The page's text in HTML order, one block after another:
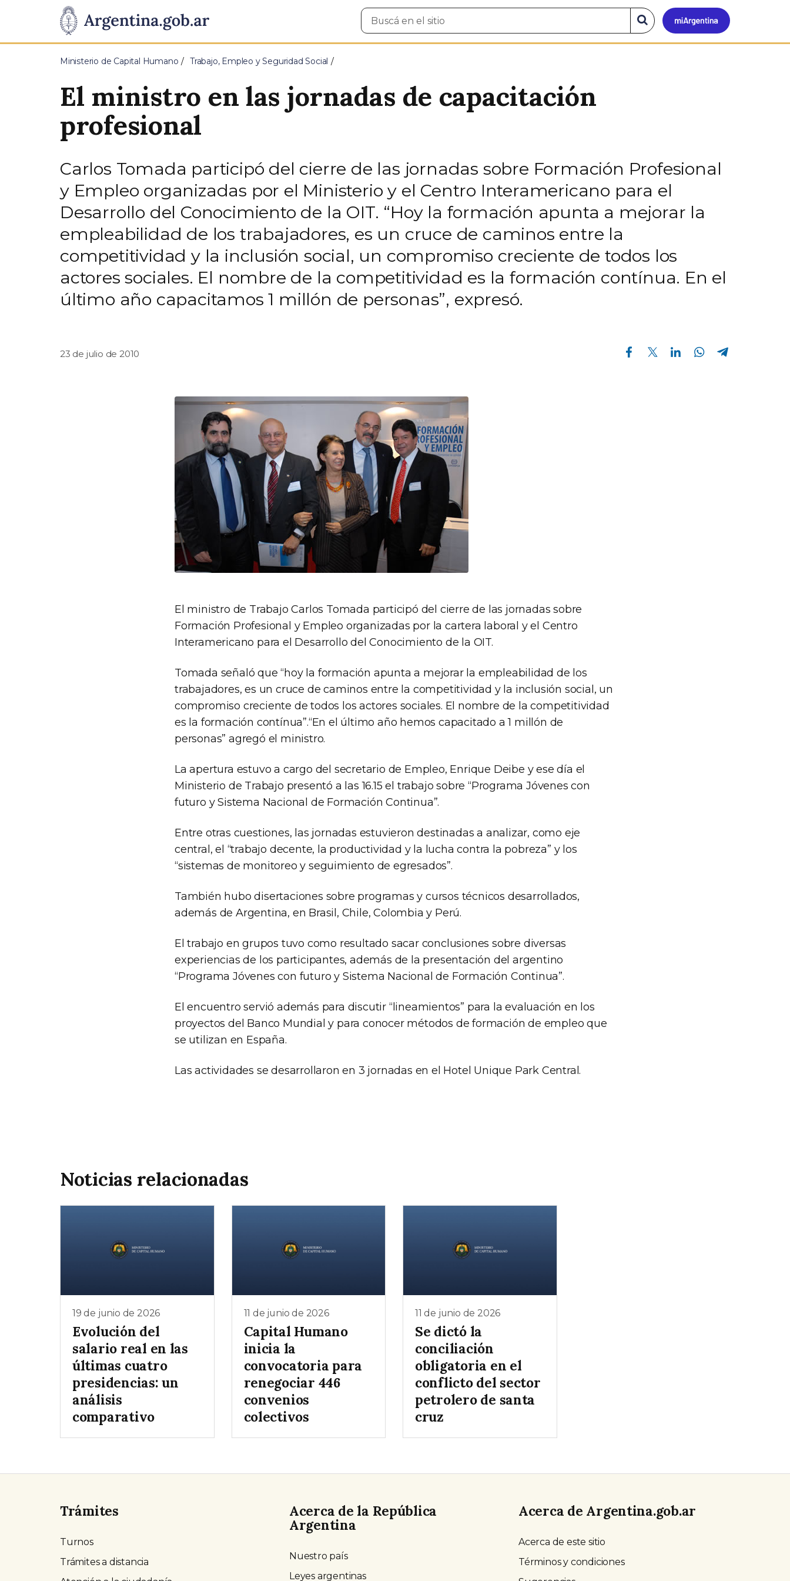
Presidencia
de
Pasar al contenido principal
Mi
Buscar
en
Buscar
en
el
Ministerio de Capital Humano Trabajo, Empleo y Seguridad Social
El ministro en las jornadas de capacitación
profesional
Carlos Tomada participó del cierre de las jornadas sobre Formación Profesional
y Empleo organizadas por el Ministerio y el Centro Interamericano para el
Desarrollo del Conocimiento de la OIT. “Hoy la formación apunta a mejorar la
empleabilidad de los trabajadores, es un cruce de caminos entre la
competitividad y la inclusión social, un compromiso creciente de todos los
actores sociales. El nombre de la competitividad es la formación contínua. En el
último año capacitamos 1 millón de personas”, expresó.
23 de julio de 2010
Compartir en Facebook Compartir en Twitter Compartir en Linkedin Compartir en Whatsapp
El ministro de Trabajo Carlos Tomada participó del cierre de las jornadas sobre
Formación Profesional y Empleo organizadas por la cartera laboral y el Centro
Interamericano para el Desarrollo del Conocimiento de la OIT.
Tomada señaló que “hoy la formación apunta a mejorar la empleabilidad de los
trabajadores, es un cruce de caminos entre la competitividad y la inclusión social, un
compromiso creciente de todos los actores sociales. El nombre de la competitividad
es la formación contínua”.“En el último año hemos capacitado a 1 millón de
personas” agregó el ministro.
La apertura estuvo a cargo del secretario de Empleo, Enrique Deibe y ese día el
Ministerio de Trabajo presentó a las 16.15 el trabajo sobre “Programa Jóvenes con
futuro y Sistema Nacional de Formación Continua”.
Entre otras cuestiones, las jornadas estuvieron destinadas a analizar, como eje
central, el “trabajo decente, la productividad y la lucha contra la pobreza” y los
“sistemas de monitoreo y seguimiento de egresados”.
También hubo disertaciones sobre programas y cursos técnicos desarrollados,
además de Argentina, en Brasil, Chile, Colombia y Perú.
El trabajo en grupos tuvo como resultado sacar conclusiones sobre diversas
experiencias de los participantes, además de la presentación del argentino
“Programa Jóvenes con futuro y Sistema Nacional de Formación Continua”.
El encuentro servió además para discutir “lineamientos” para la evaluación en los
proyectos del Banco Mundial y para conocer métodos de formación de empleo que
se utilizan en España.
Las actividades se desarrollaron en 3 jornadas en el Hotel Unique Park Central.
Noticias relacionadas
19 de junio de 2026
Evolución del
salario real en las
últimas cuatro
presidencias: un
análisis
comparativo
11 de junio de 2026
Capital Humano
inicia la
convocatoria para
renegociar 446
convenios
colectivos
11 de junio de 2026
Se dictó la
conciliación
obligatoria en el
conflicto del sector
petrolero de santa
cruz
Trámites
Turnos
Trámites a distancia
Acerca de la República
Argentina
Nuestro país
Leyes argentinas
Acerca de Argentina.gob.ar
Acerca de este sitio
Términos y condiciones